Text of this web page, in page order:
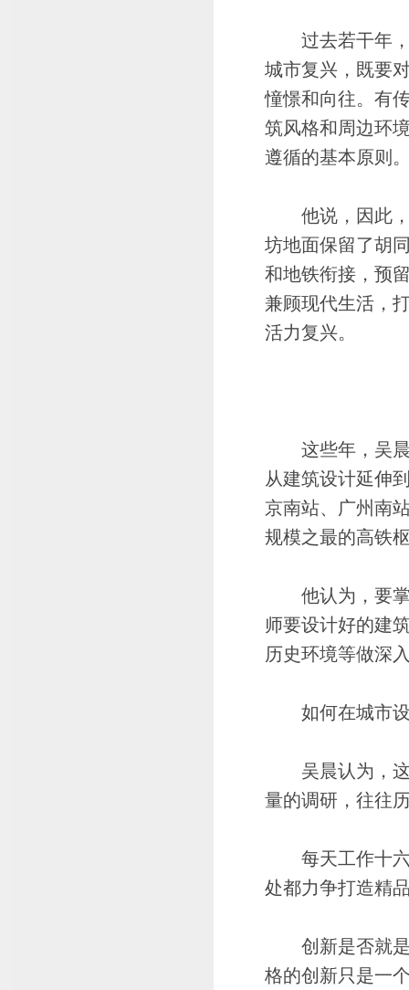
过去若干年，
城市复兴，既要
憧憬和向往。有
筑风格和周边环
遵循的基本原则
他说，因此，
坊地面保留了胡
和地铁衔接，预
兼顾现代生活，
活力复兴。
这些年，吴晨
从建筑设计延伸
京南站、广州南
规模之最的高铁
他认为，要掌
师要设计好的建
历史环境等做深
如何在城市设
吴晨认为，这
量的调研，往往
每天工作十六
处都力争打造精
创新是否就是
格的创新只是一